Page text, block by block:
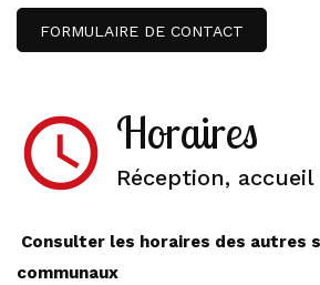
FORMULAIRE DE CONTACT
access_time Horaires
Réception, accueil
Consulter les horaires des autres
communaux